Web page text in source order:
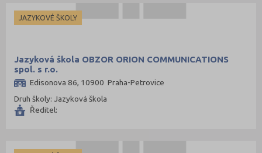
JAZYKOVÉ ŠKOLY
Jazyková škola OBZOR ORION COMMUNICATIONS
spol. s r.o.
Edisonova 86, 10900 Praha-Petrovice
Druh školy: Jazyková škola
Ředitel: